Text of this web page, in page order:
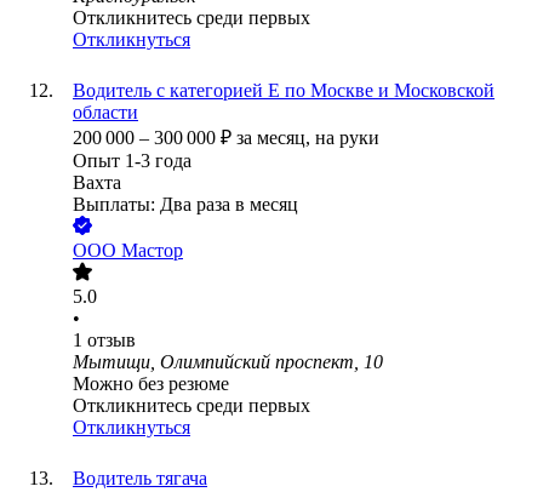
Откликнитесь среди первых
Откликнуться
Водитель с категорией Е по Москве и Московской
области
200 000 – 300 000 ₽ за месяц, на руки
Опыт 1-3 года
Вахта
Выплаты: Два раза в месяц
ООО Мастор
5.0
•
1 отзыв
Мытищи, Олимпийский проспект, 10
Можно без резюме
Откликнитесь среди первых
Откликнуться
Водитель тягача